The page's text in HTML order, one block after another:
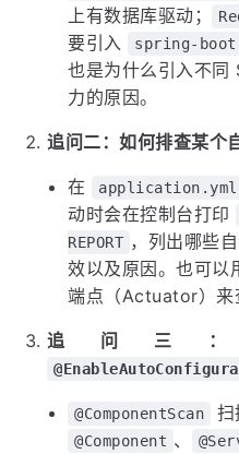
上有数据库驱动；
要引入
spring-
也是为什么引入不
力的原因。
追问二：如何排查某个
在 application.yml
动时会在控制台打印
REPORT ，列出哪些
效以及原因。也可以
端点（Actuator）来
追问三
@ComponentScan 扫
@Component 、